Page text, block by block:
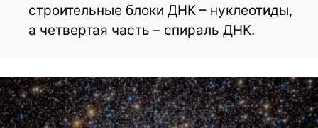
строительные блоки ДНК – нуклеотиды,
а четвертая часть – спираль ДНК.